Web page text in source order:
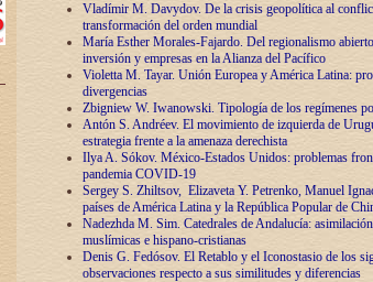
Vladímir M. Davydov. De la crisis geopolítica al
transformación del orden mundial
María Esther Morales-Fajardo. Del regionalismo
inversión y empresas en la Alianza del Pacífico
Violetta M. Tayar. Unión Europea y América Latina:
divergencias
Zbigniew W. Iwanowski. Tipología de los regímenes
Antón S. Andréev. El movimiento de izquierda de
estrategia frente a la amenaza derechista
Ilya A. Sókov. México-Estados Unidos: problemas
pandemia COVID-19
Sergey S. Zhiltsov, Elizaveta Y. Petrenko, Manuel
países de América Latina y la República Popular de
Nadezhda M. Sim. Catedrales de Andalucía:
muslímicas e hispano-cristianas
Denis G. Fedósov. El Retablo y el Iconostasio de los
observaciones respecto a sus similitudes y diferencias